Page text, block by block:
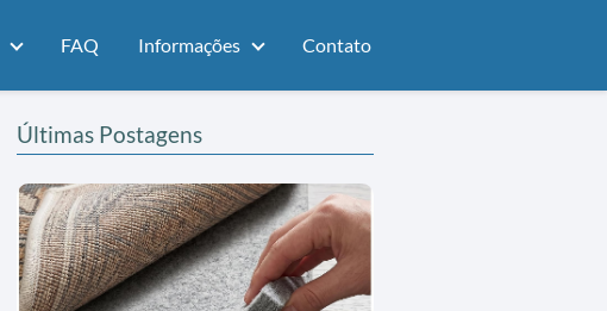
FAQ Informações Contato
Últimas Postagens